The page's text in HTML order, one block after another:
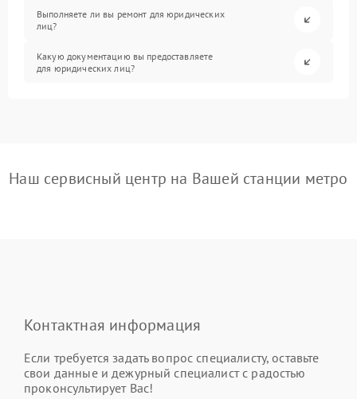
Выполняете ли вы ремонт для юридических
лиц?
Какую документацию вы предоставляете
для юридических лиц?
Наш сервисный центр на Вашей станции метро
Контактная информация
Если требуется задать вопрос специалисту, оставьте
свои данные и дежурный специалист с радостью
проконсультирует Вас!